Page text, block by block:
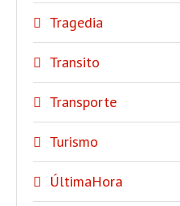
Tragedia
Transito
Transporte
Turismo
ÚltimaHora